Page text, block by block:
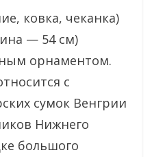
ковка, чеканка)
— 54 см)
орнаментом.
с
сумок Венгрии
Нижнего
большого